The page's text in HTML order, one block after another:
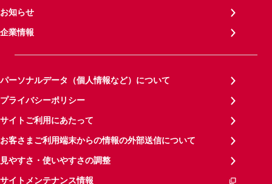
お知らせ
企業情報
パーソナルデータ（個人情報など）について
プライバシーポリシー
サイトご利用にあたって
お客さまご利用端末からの情報の外部送信について
見やすさ・使いやすさの調整
サイトメンテナンス情報